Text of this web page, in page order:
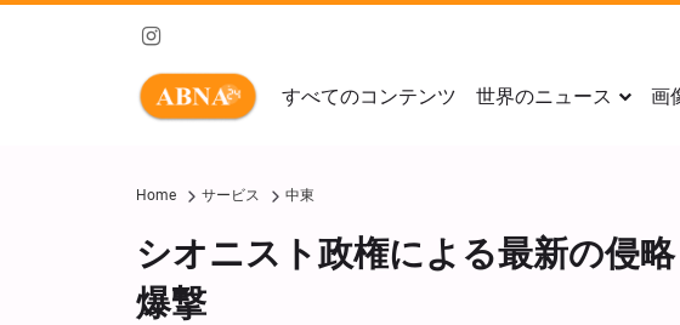
すべてのコンテンツ 世界のニュース 画
Home サービス 中東
シオニスト政権による最新の侵
爆撃